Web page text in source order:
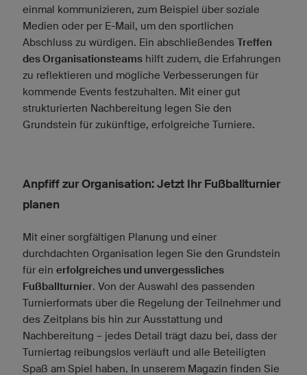
einmal kommunizieren, zum Beispiel über soziale
Medien oder per E-Mail, um den sportlichen
Abschluss zu würdigen. Ein abschließendes Treffen
des Organisationsteams hilft zudem, die Erfahrungen
zu reflektieren und mögliche Verbesserungen für
kommende Events festzuhalten. Mit einer gut
strukturierten Nachbereitung legen Sie den
Grundstein für zukünftige, erfolgreiche Turniere.
Anpfiff zur Organisation: Jetzt Ihr Fußballturnier
planen
Mit einer sorgfältigen Planung und einer
durchdachten Organisation legen Sie den Grundstein
für ein erfolgreiches und unvergessliches
Fußballturnier. Von der Auswahl des passenden
Turnierformats über die Regelung der Teilnehmer und
des Zeitplans bis hin zur Ausstattung und
Nachbereitung – jedes Detail trägt dazu bei, dass der
Turniertag reibungslos verläuft und alle Beteiligten
Spaß am Spiel haben. In unserem Magazin finden Sie